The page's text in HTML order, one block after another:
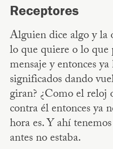
Receptores
Alguien dice algo y la
lo que quiere o lo
mensaje y entonces
significados dando
giran? ¿Como el reloj
contra él entonces ya
hora es. Y ahí
antes no estaba.